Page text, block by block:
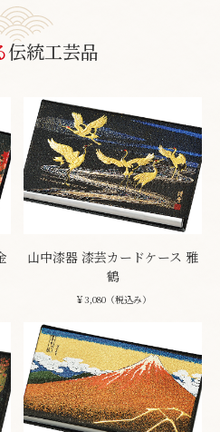
伝統工芸品
山中漆器 漆芸カードケース 雅
鶴
￥3,080（税込み）